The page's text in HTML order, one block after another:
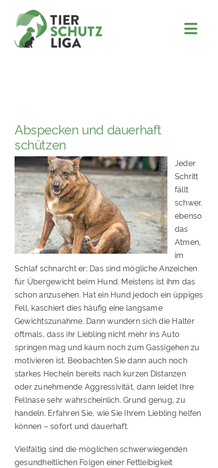
content
FÖRDERN & VERERBEN
KOOPERATIONEN
4KIDS
TIERHEIMTIERE
TIERHEIME
PATENSCHAFTEN
HELFER WERDEN
RATGEBER
Abspecken und dauerhaft
schützen
Jeder
Schritt
fällt
schwer,
ebenso
das
Atmen,
im
Schlaf schnarcht er: Das sind mögliche Anzeichen
für Übergewicht beim Hund. Meistens ist ihm das
schon anzusehen. Hat ein Hund jedoch ein üppiges
Fell, kaschiert dies häufig eine langsame
Gewichtszunahme. Dann wundern sich die Halter
oftmals, dass ihr Liebling nicht mehr ins Auto
springen mag und kaum noch zum Gassigehen zu
motivieren ist. Beobachten Sie dann auch noch
starkes Hecheln bereits nach kurzen Distanzen
oder zunehmende Aggressivität, dann leidet Ihre
Fellnase sehr wahrscheinlich. Grund genug, zu
handeln. Erfahren Sie, wie Sie Ihrem Liebling helfen
können – sofort und dauerhaft.
Vielfältig sind die möglichen schwerwiegenden
gesundheitlichen Folgen einer Fettleibigkeit